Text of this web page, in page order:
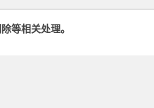
等相关处理。